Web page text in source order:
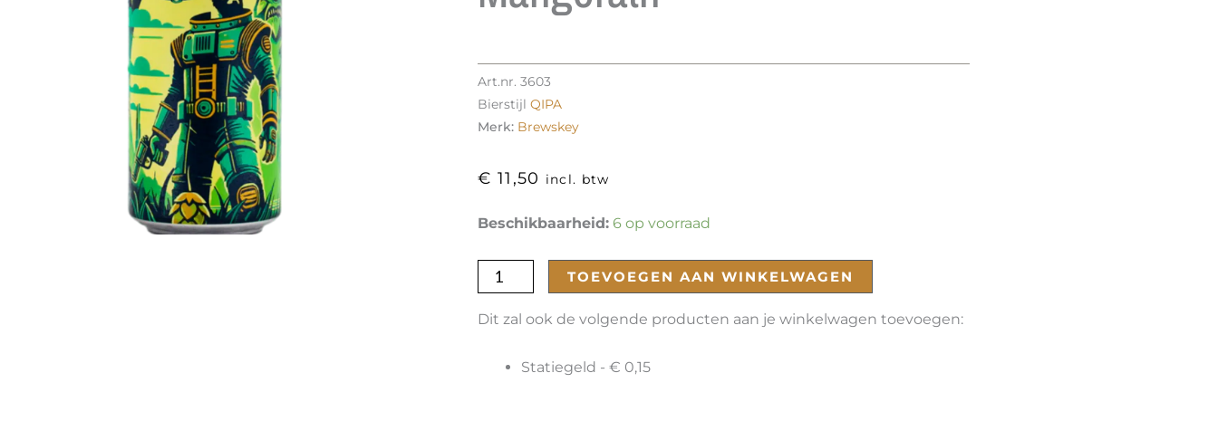
Art.nr.3603
Bierstijl QIPA
Merk: Brewskey
€ 11,50 incl. btw
Beschikbaarheid: 6 op voorraad
Mangorath
TOEVOEGEN AAN WINKELWAGEN
Dit zal ook de volgende producten aan je winkelwagen toevoegen:
Statiegeld -€ 0,15